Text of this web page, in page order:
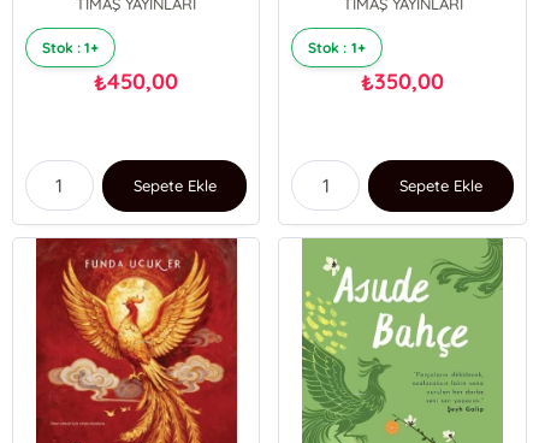
Stok : 1+
₺450,00
Sepete Ekle
Stok : 1+
₺350,00
Sepete Ekle